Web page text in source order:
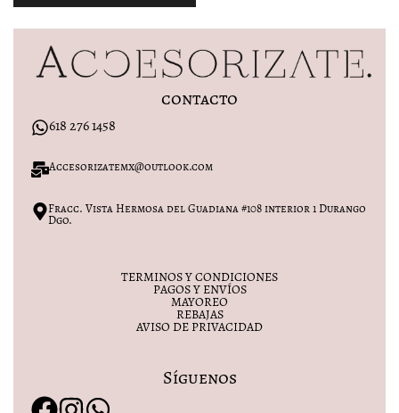
contacto
618 276 1458
Accesorizatemx@outlook.com
Fracc. Vista Hermosa del Guadiana #108 interior 1 Durango
Dgo.
TERMINOS Y CONDICIONES
PAGOS Y ENVÍOS
MAYOREO
REBAJAS
AVISO DE PRIVACIDAD
Síguenos